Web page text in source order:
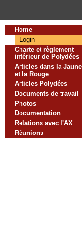
Home
Login
Charte et règlement
intérieur de Polydées
Articles dans la Jaune
et la Rouge
Articles Polydées
Documents de travail
Photos
Documentation
Relations avec l'AX
Réunions